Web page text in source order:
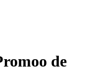
de